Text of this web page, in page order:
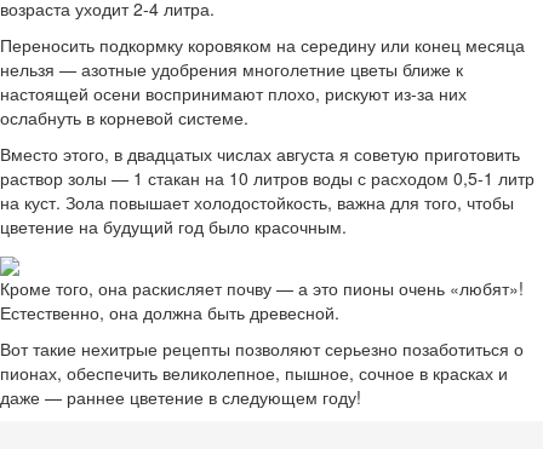
возраста уходит 2-4 литра.
Переносить подкормку коровяком на середину или конец месяца
нельзя — азотные удобрения многолетние цветы ближе к
настоящей осени воспринимают плохо, рискуют из-за них
ослабнуть в корневой системе.
Вместо этого, в двадцатых числах августа я советую приготовить
раствор золы — 1 стакан на 10 литров воды с расходом 0,5-1 литр
на куст. Зола повышает холодостойкость, важна для того, чтобы
цветение на будущий год было красочным.
Кроме того, она раскисляет почву — а это пионы очень «любят»!
Естественно, она должна быть древесной.
Вот такие нехитрые рецепты позволяют серьезно позаботиться о
пионах, обеспечить великолепное, пышное, сочное в красках и
даже — раннее цветение в следующем году!